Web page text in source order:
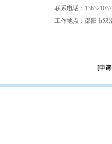
联系电话：
工作地点：邵阳市双
[申